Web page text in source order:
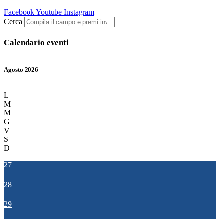
FacebookYoutube Instagram
Cerca
Calendario eventi
Agosto 2026
L
M
M
G
V
S
D
27
28
29